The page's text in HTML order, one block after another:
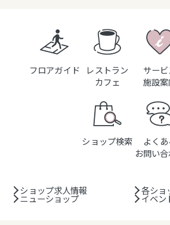
フロアガイド
レストラン
カフェ
ショップ検索
サービ
施設案
よくあ
お問い
ショップ求人情報 各ショ
ニューショップ イベン